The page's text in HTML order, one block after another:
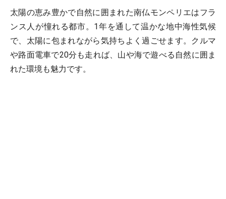
太陽の恵み豊かで自然に囲まれた南仏モンペリエはフラ
ンス人が憧れる都市。1年を通して温かな地中海性気候
で、太陽に包まれながら気持ちよく過ごせます。クルマ
や路面電車で20分も走れば、山や海で遊べる自然に囲ま
れた環境も魅力です。